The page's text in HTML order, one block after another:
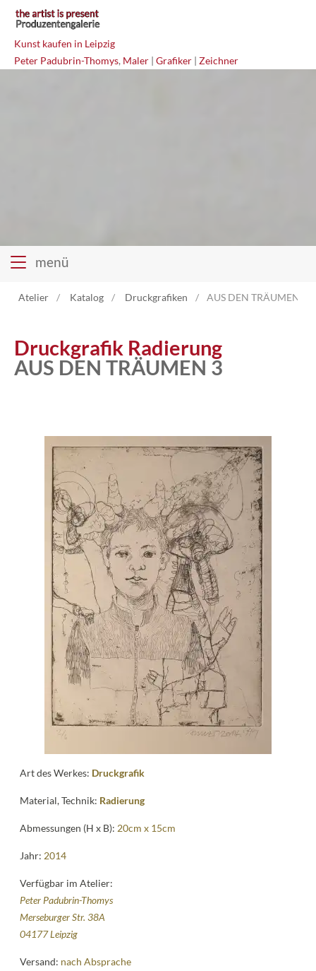
Kunst kaufen in Leipzig
Peter Padubrin-Thomys, Maler | Grafiker | Zeichner
menü
Atelier
Katalog
News
Kontakt
Atelier Katalog Druckgrafiken AUS DEN TRÄUMEN 3
Druckgrafik Radierung
AUS DEN TRÄUMEN 3
Art des Werkes: Druckgrafik
Material, Technik: Radierung
Abmessungen (H x B): 20cm x 15cm
Jahr: 2014
Verfügbar im Atelier:
Peter Padubrin-Thomys
Merseburger Str. 38A
04177 Leipzig
Versand: nach Absprache